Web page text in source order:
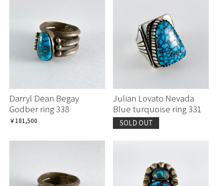
Darryl Dean Begay
Godber ring 338
￥181,500
Julian Lovato Nevada
Blue turquoise ring 331
SOLD OUT